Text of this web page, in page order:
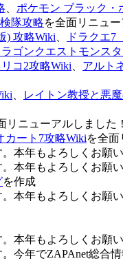
ポケモン ブラック・
隊攻略を全面リニュー
) 攻略Wiki ドラクエ7
ラゴンクエストモンス
コ2攻略Wiki アルト
レイトン教授と悪
リニューアルしました！
カート7攻略Wikiを全面
本年もよろしくお願い
本年もよろしくお願い
を作成
本年もよろしくお願い
本年もよろしくお願い
今年でZAPAnet総合情